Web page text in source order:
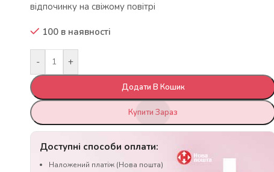
відпочинку на свіжому повітрі
100 в наявності
- +
Додати В Кошик
Купити Зараз
Доступні способи оплати:
Наложений платіж (Нова пошта)